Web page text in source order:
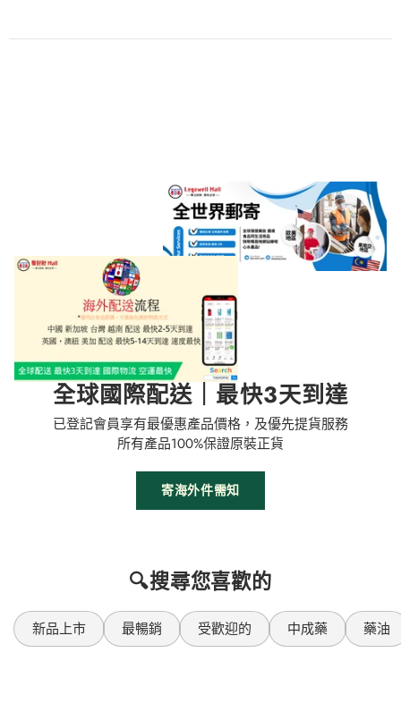
全球國際配送｜最快3天到達
已登記會員享有最優惠產品價格，及優先提貨服務
所有產品100%保證原裝正貨
寄海外件需知
🔍搜尋您喜歡的
新品上市 最暢銷 受歡迎的 中成藥 藥油